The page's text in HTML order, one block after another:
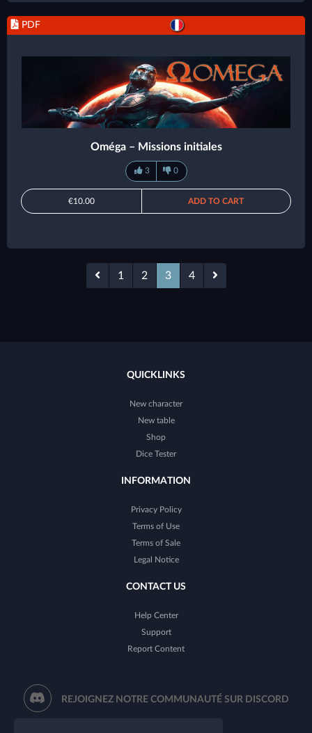
PDF
Oméga – Missions initiales
3 0
€10.00 ADD TO CART
1 2 3 4
QUICKLINKS
New character
New table
Shop
Dice Tester
INFORMATION
Privacy Policy
Terms of Use
Terms of Sale
Legal Notice
CONTACT US
Help Center
Support
Report Content
REJOIGNEZ NOTRE COMMUNAUTÉ SUR DISCORD